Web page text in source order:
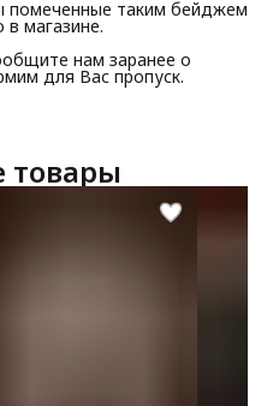
помеченные таким бейджем
в магазине.
нам заранее о
для Вас пропуск.
товары